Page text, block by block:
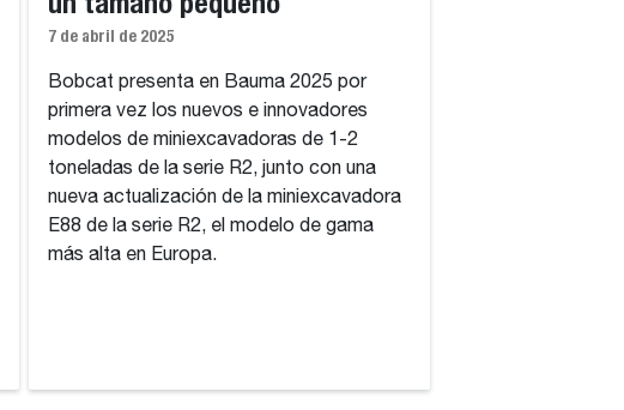
7 de abril de 2025
Bobcat presenta en Bauma 2025 por
primera vez los nuevos e innovadores
modelos de miniexcavadoras de 1-2
toneladas de la serie R2, junto con una
nueva actualización de la miniexcavadora
E88 de la serie R2, el modelo de gama
más alta en Europa.